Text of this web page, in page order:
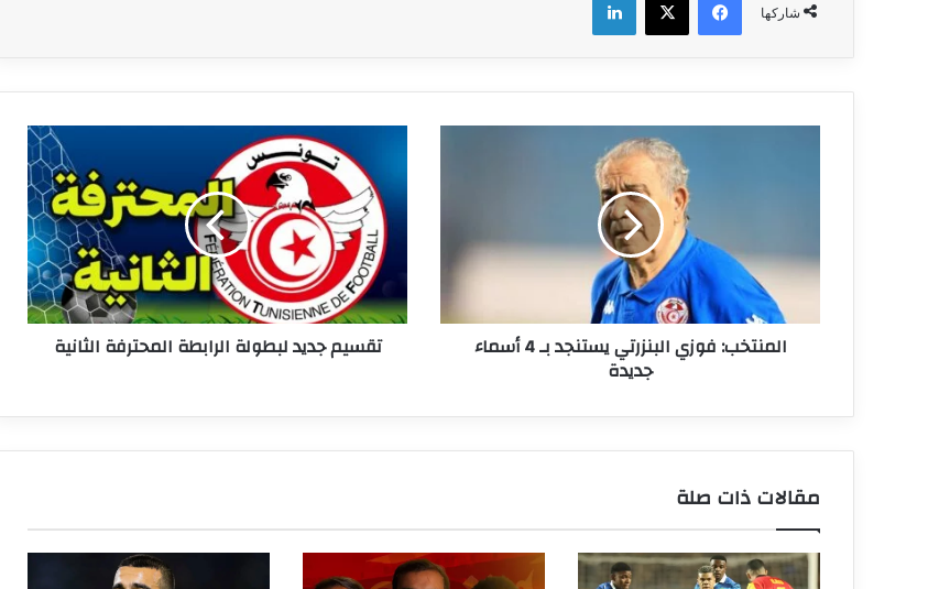
شاركها
أسماء
المنتخب: فوزي البنزرتي يستنجد بـ 4 أسماء
جديدة
لبطولة
الرابطة
المحترفة
الثانية
تقسيم جديد لبطولة الرابطة المحترفة الثانية
مقالات ذات صلة